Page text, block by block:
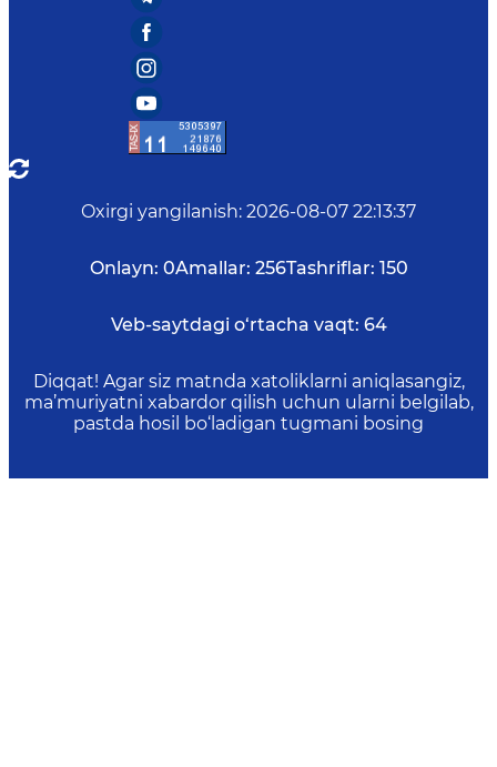
Oxirgi yangilanish: 2026-08-07 22:13:37
Onlayn: 0Amallar: 256Tashriflar: 150
Veb-saytdagi o‘rtacha vaqt: 64
Diqqat! Agar siz matnda xatoliklarni aniqlasangiz,
ma’muriyatni xabardor qilish uchun ularni belgilab,
pastda hosil bo‘ladigan tugmani bosing